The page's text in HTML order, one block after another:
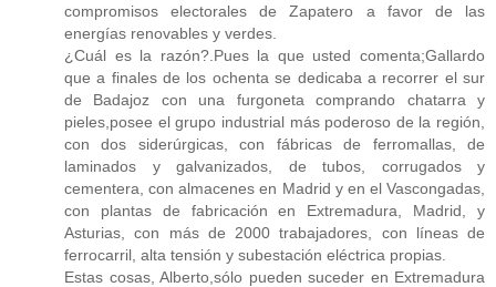
compromisos electorales de Zapatero a favor de las
energías renovables y verdes.
¿Cuál es la razón?.Pues la que usted comenta;Gallardo
que a finales de los ochenta se dedicaba a recorrer el sur
de Badajoz con una furgoneta comprando chatarra y
pieles,posee el grupo industrial más poderoso de la región,
con dos siderúrgicas, con fábricas de ferromallas, de
laminados y galvanizados, de tubos, corrugados y
cementera, con almacenes en Madrid y en el Vascongadas,
con plantas de fabricación en Extremadura, Madrid, y
Asturias, con más de 2000 trabajadores, con líneas de
ferrocarril, alta tensión y subestación eléctrica propias.
Estas cosas, Alberto,sólo pueden suceder en Extremadura